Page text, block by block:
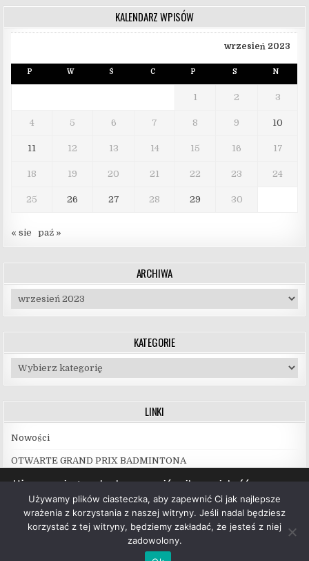
KALENDARZ WPISÓW
wrzesień 2023
P W Ś C P S N
1 2 3
4 5 6 7 8 9 10
11 12 13 14 15 16 17
18 19 20 21 22 23 24
25 26 27 28 29 30
« sie paź »
ARCHIWA
Archiwa
KATEGORIE
Kategorie
LINKI
Nowości
OTWARTE GRAND PRIX BADMINTONA
Copyright © 2026 UKS Hubal Białystok
Używamy ciasteczek, aby zapewnić najlepszą jakość
korzystania z naszej witryny.
Więcej informacji na temat plików ciasteczka, których
używamy, oraz możliwości ich wyłączenia znajdziesz w
ustawieniach.
Używamy plików ciasteczka, aby zapewnić Ci jak najlepsze
wrażenia z korzystania z naszej witryny. Jeśli nadal będziesz
korzystać z tej witryny, będziemy zakładać, że jesteś z niej
zadowolony.